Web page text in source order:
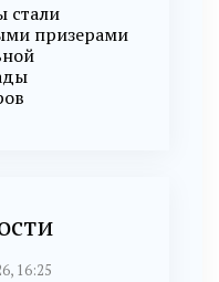
стали
призерами
16:25